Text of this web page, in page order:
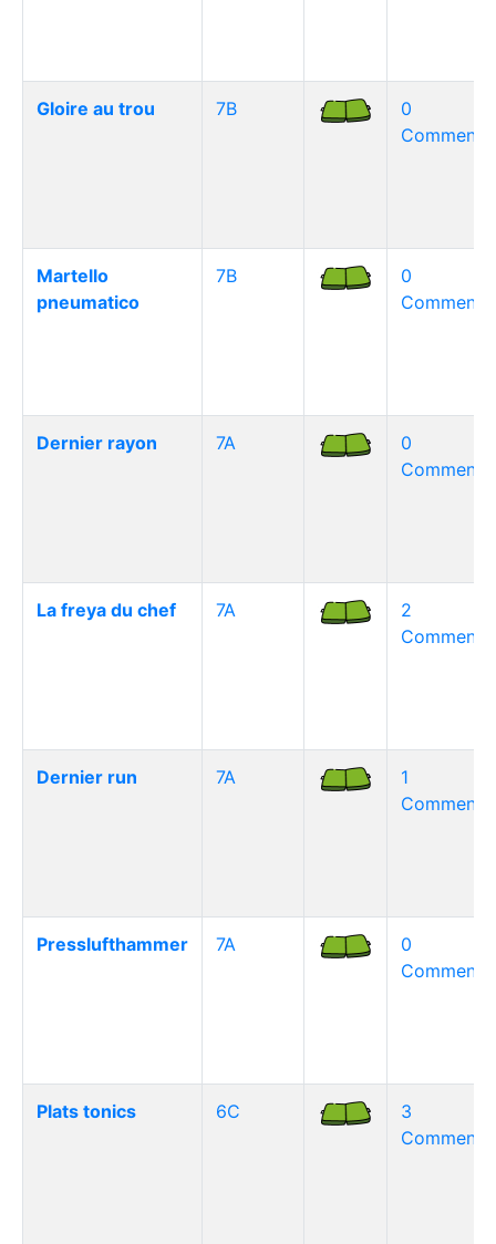
Gloire au trou 7B
0
Martello
pneumatico
7B
0
Dernier rayon 7A
0
La freya du chef 7A
2
Dernier run 7A
1
Presslufthammer 7A
0
Plats tonics 6C
3